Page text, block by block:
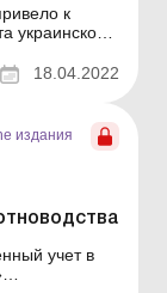
к
украинской
18.04.2022
издания
учет в